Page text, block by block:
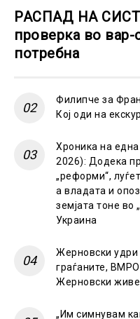
РАСПАД НА
проверка во вар-
потребна
Филипче за
Кој оди на
Хроника на
2026): Додека
„реформи“,
а владата и
земјата тоне во
Украина
Жерновски удри
граѓаните,
Жерновски
„Им симнувам